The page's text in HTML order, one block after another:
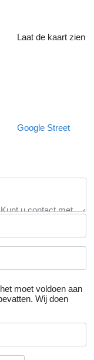
Laat de kaart zien
Google Street
moet voldoen aan
Wij doen